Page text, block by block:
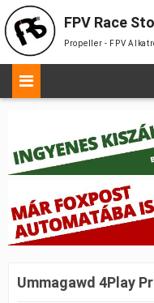
FPV Race
Propeller - FPV
Ummagawd 4Play